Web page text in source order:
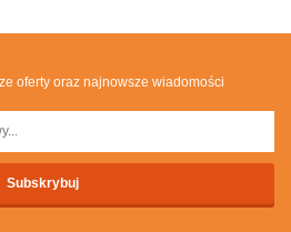
oferty oraz najnowsze wiadomości